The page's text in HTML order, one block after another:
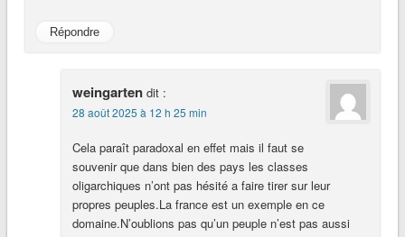
Répondre
weingarten dit :
28 août 2025 à 12 h 25 min
Cela paraît paradoxal en effet mais il faut se
souvenir que dans bien des pays les classes
oligarchiques n’ont pas hésité a faire tirer sur leur
propres peuples.La france est un exemple en ce
domaine.N’oublions pas qu’un peuple n’est pas aussi